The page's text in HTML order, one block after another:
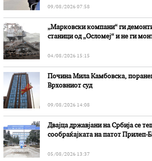
09/08/2026 07:58
„Марковски компани“ ги
станици од „Осломеј“ и не ги
04/08/2026 15:15
Почина Мила Камбовска,
Врховниот суд
09/08/2026 14:08
Двајца државјани на Србија се
сообраќајката на патот Прилеп-
05/08/2026 13:37